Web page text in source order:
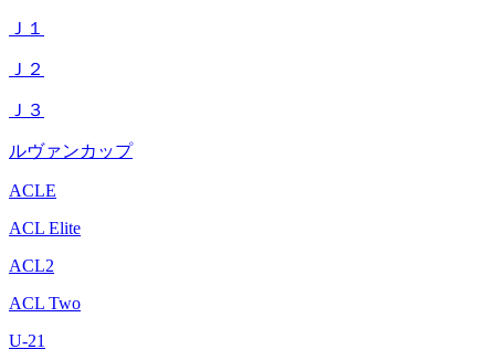
Ｊ１
Ｊ２
Ｊ３
ルヴァンカップ
ACLE
ACL Elite
ACL2
ACL Two
U-21